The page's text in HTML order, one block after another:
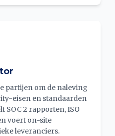
partijen om de naleving
eisen en standaarden
SOC 2 rapporten, ISO
voert on-site
leveranciers.